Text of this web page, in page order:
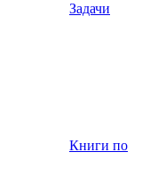
Задачи
Книги по